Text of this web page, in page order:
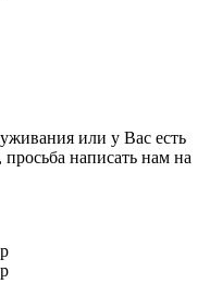
или у Вас есть
написать нам на